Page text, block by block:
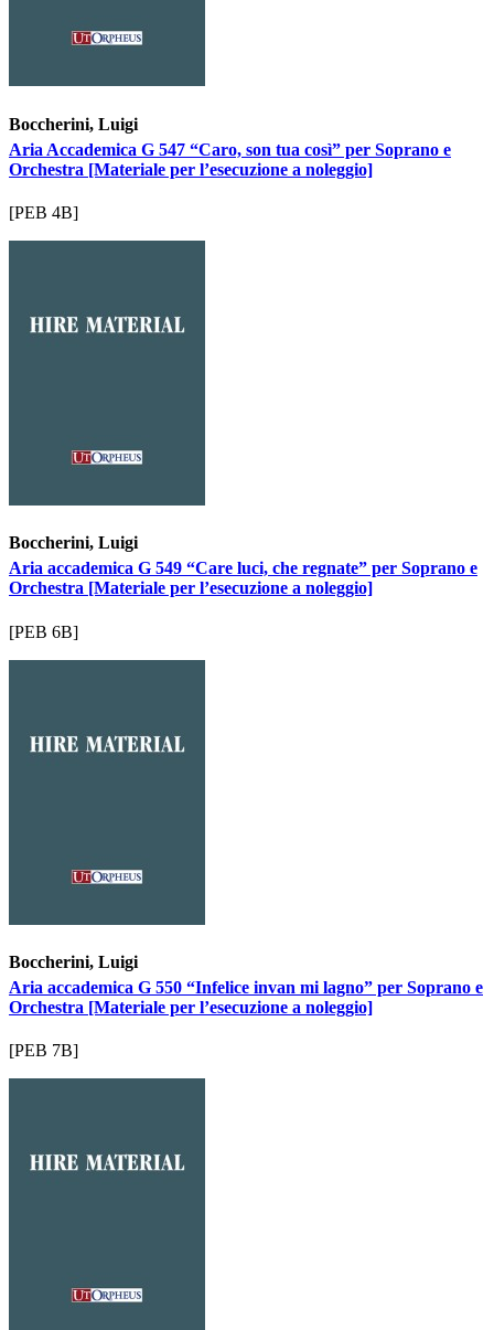
Boccherini, Luigi
Aria Accademica G 547 “Caro, son tua così” per Soprano e
Orchestra [Materiale per l’esecuzione a noleggio]
[PEB 4B]
Boccherini, Luigi
Aria accademica G 549 “Care luci, che regnate” per Soprano e
Orchestra [Materiale per l’esecuzione a noleggio]
[PEB 6B]
Boccherini, Luigi
Aria accademica G 550 “Infelice invan mi lagno” per Soprano e
Orchestra [Materiale per l’esecuzione a noleggio]
[PEB 7B]